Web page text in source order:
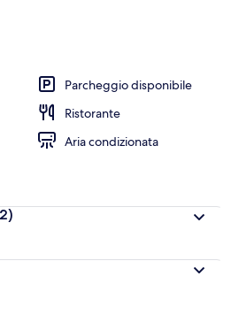
Parcheggio disponibile
Ristorante
Aria condizionata